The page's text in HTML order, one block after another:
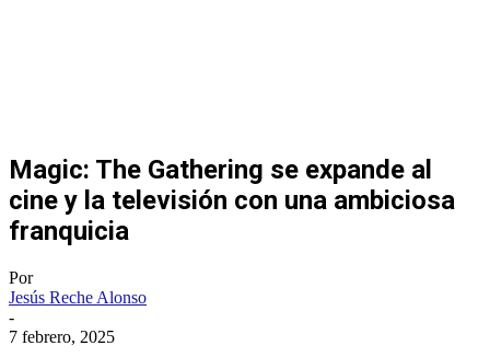
Magic: The Gathering se expande al
cine y la televisión con una ambiciosa
franquicia
Por
Jesús Reche Alonso
-
7 febrero, 2025